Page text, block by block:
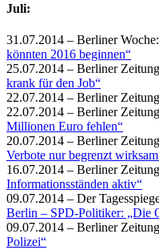
Juli:
31.07.2014 – Berliner Woche:
könnten 2016 beginnen“
25.07.2014 – Berliner
krank für den Job“
22.07.2014 – Berliner
22.07.2014 – Berliner
Millionen Euro fehlen“
20.07.2014 – Berliner
Verbote nur begrenzt
16.07.2014 – Berliner
Informationsständen aktiv“
09.07.2014 – Der
Berlin – SPD-Politiker: „Die
09.07.2014 – Berliner
Polizei“